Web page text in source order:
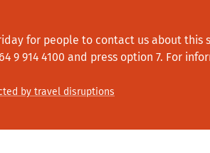
for people to contact us about this
9 914 4100 and press option 7. For
by travel disruptions